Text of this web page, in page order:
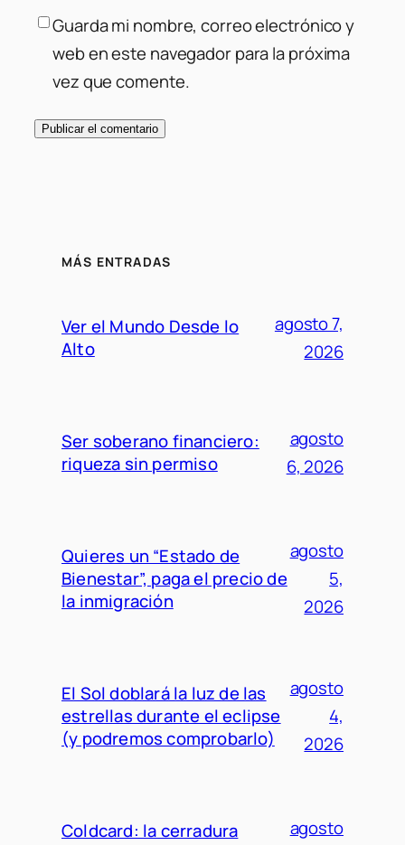
Guarda mi nombre, correo electrónico y
web en este navegador para la próxima
vez que comente.
MÁS ENTRADAS
Ver el Mundo Desde lo
Alto
agosto 7,
2026
Ser soberano financiero:
riqueza sin permiso
agosto
6, 2026
Quieres un “Estado de
Bienestar”, paga el precio de
la inmigración
agosto
5,
2026
El Sol doblará la luz de las
estrellas durante el eclipse
(y podremos comprobarlo)
agosto
4,
2026
Coldcard: la cerradura
agosto